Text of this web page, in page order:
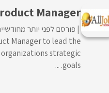
Manager
פורסם לפני יותר
Manager to lead the
strategic
goals. ...